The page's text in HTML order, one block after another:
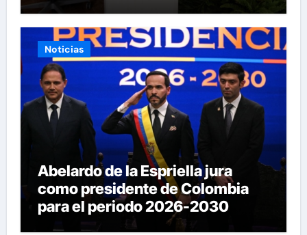
Noticias
Abelardo de la Espriella jura
como presidente de Colombia
para el periodo 2026-2030